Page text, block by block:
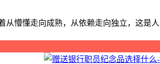
懵懂走向成熟，从依赖走向独立，这是